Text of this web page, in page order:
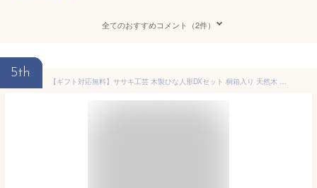
全てのおすすめコメント（2件）
5th
【ギフト対応無料】ササキ工芸 木製ひな人形DXセット 桐箱入り 天然木 TOY-HINA-DX[雛人形 ひな人形 コンパクト おしゃれ 木製 木 雛飾り ひなかざり ひな飾り 玄関 収納飾り 親王飾り] 即納